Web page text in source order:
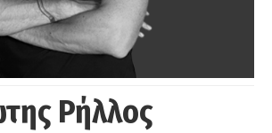
Ρήλλος